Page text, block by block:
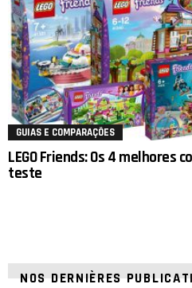
GUIAS E COMPARAÇÕES
LEGO Friends: Os 4 melhores
teste
NOS DERNIÈRES